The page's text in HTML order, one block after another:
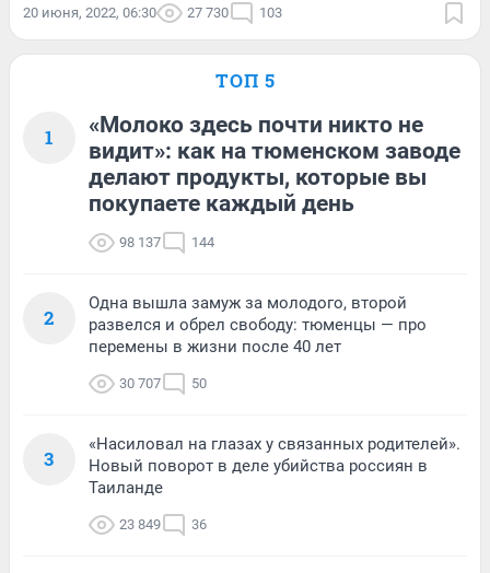
20 июня, 2022, 06:30 27 730 103
ТОП 5
1
«Молоко здесь почти никто не
видит»: как на тюменском заводе
делают продукты, которые вы
покупаете каждый день
98 137 144
2
Одна вышла замуж за молодого, второй
развелся и обрел свободу: тюменцы — про
перемены в жизни после 40 лет
30 707 50
3
«Насиловал на глазах у связанных родителей».
Новый поворот в деле убийства россиян в
Таиланде
23 849 36